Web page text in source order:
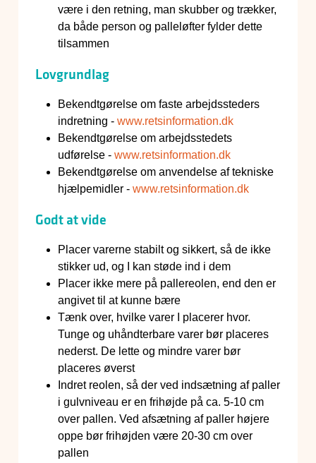
være i den retning, man skubber og trækker,
da både person og palleløfter fylder dette
tilsammen
Lovgrundlag
Bekendtgørelse om faste arbejdssteders
indretning - www.retsinformation.dk
Bekendtgørelse om arbejdsstedets
udførelse - www.retsinformation.dk
Bekendtgørelse om anvendelse af tekniske
hjælpemidler - www.retsinformation.dk
Godt at vide
Placer varerne stabilt og sikkert, så de ikke
stikker ud, og I kan støde ind i dem
Placer ikke mere på pallereolen, end den er
angivet til at kunne bære
Tænk over, hvilke varer I placerer hvor.
Tunge og uhåndterbare varer bør placeres
nederst. De lette og mindre varer bør
placeres øverst
Indret reolen, så der ved indsætning af paller
i gulvniveau er en frihøjde på ca. 5-10 cm
over pallen. Ved afsætning af paller højere
oppe bør frihøjden være 20-30 cm over
pallen